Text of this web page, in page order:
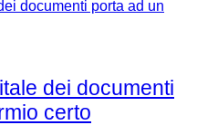
dei documenti
certo